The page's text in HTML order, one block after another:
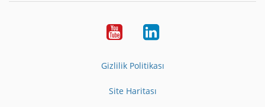
YoutubeLinkedIn
Gizlilik Politikası
Site Haritası